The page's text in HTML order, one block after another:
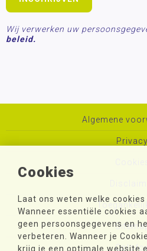
Cookies
Laat ons weten welke
Wanneer essentiële cookies
geen persoonsgegevens en
verbeteren. Wanneer je
krijg je een optimale website
Wij verwerken uw
beleid.
Algemene
Privacy